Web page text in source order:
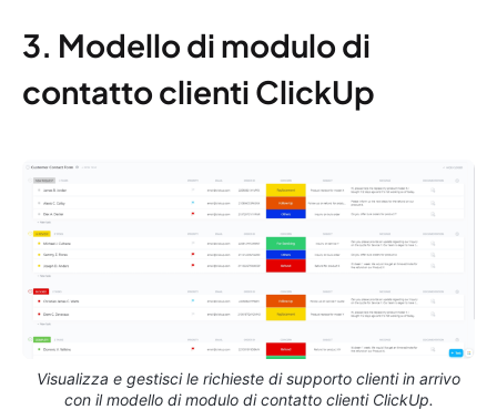
3. Modello di modulo di
contatto clienti ClickUp
Visualizza e gestisci le richieste di supporto clienti in arrivo
con il modello di modulo di contatto clienti ClickUp.